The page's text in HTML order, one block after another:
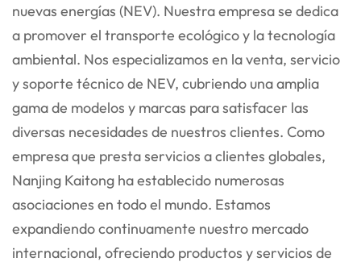
nuevas energías (NEV). Nuestra empresa se dedica
a promover el transporte ecológico y la tecnología
ambiental. Nos especializamos en la venta, servicio
y soporte técnico de NEV, cubriendo una amplia
gama de modelos y marcas para satisfacer las
diversas necesidades de nuestros clientes. Como
empresa que presta servicios a clientes globales,
Nanjing Kaitong ha establecido numerosas
asociaciones en todo el mundo. Estamos
expandiendo continuamente nuestro mercado
internacional, ofreciendo productos y servicios de